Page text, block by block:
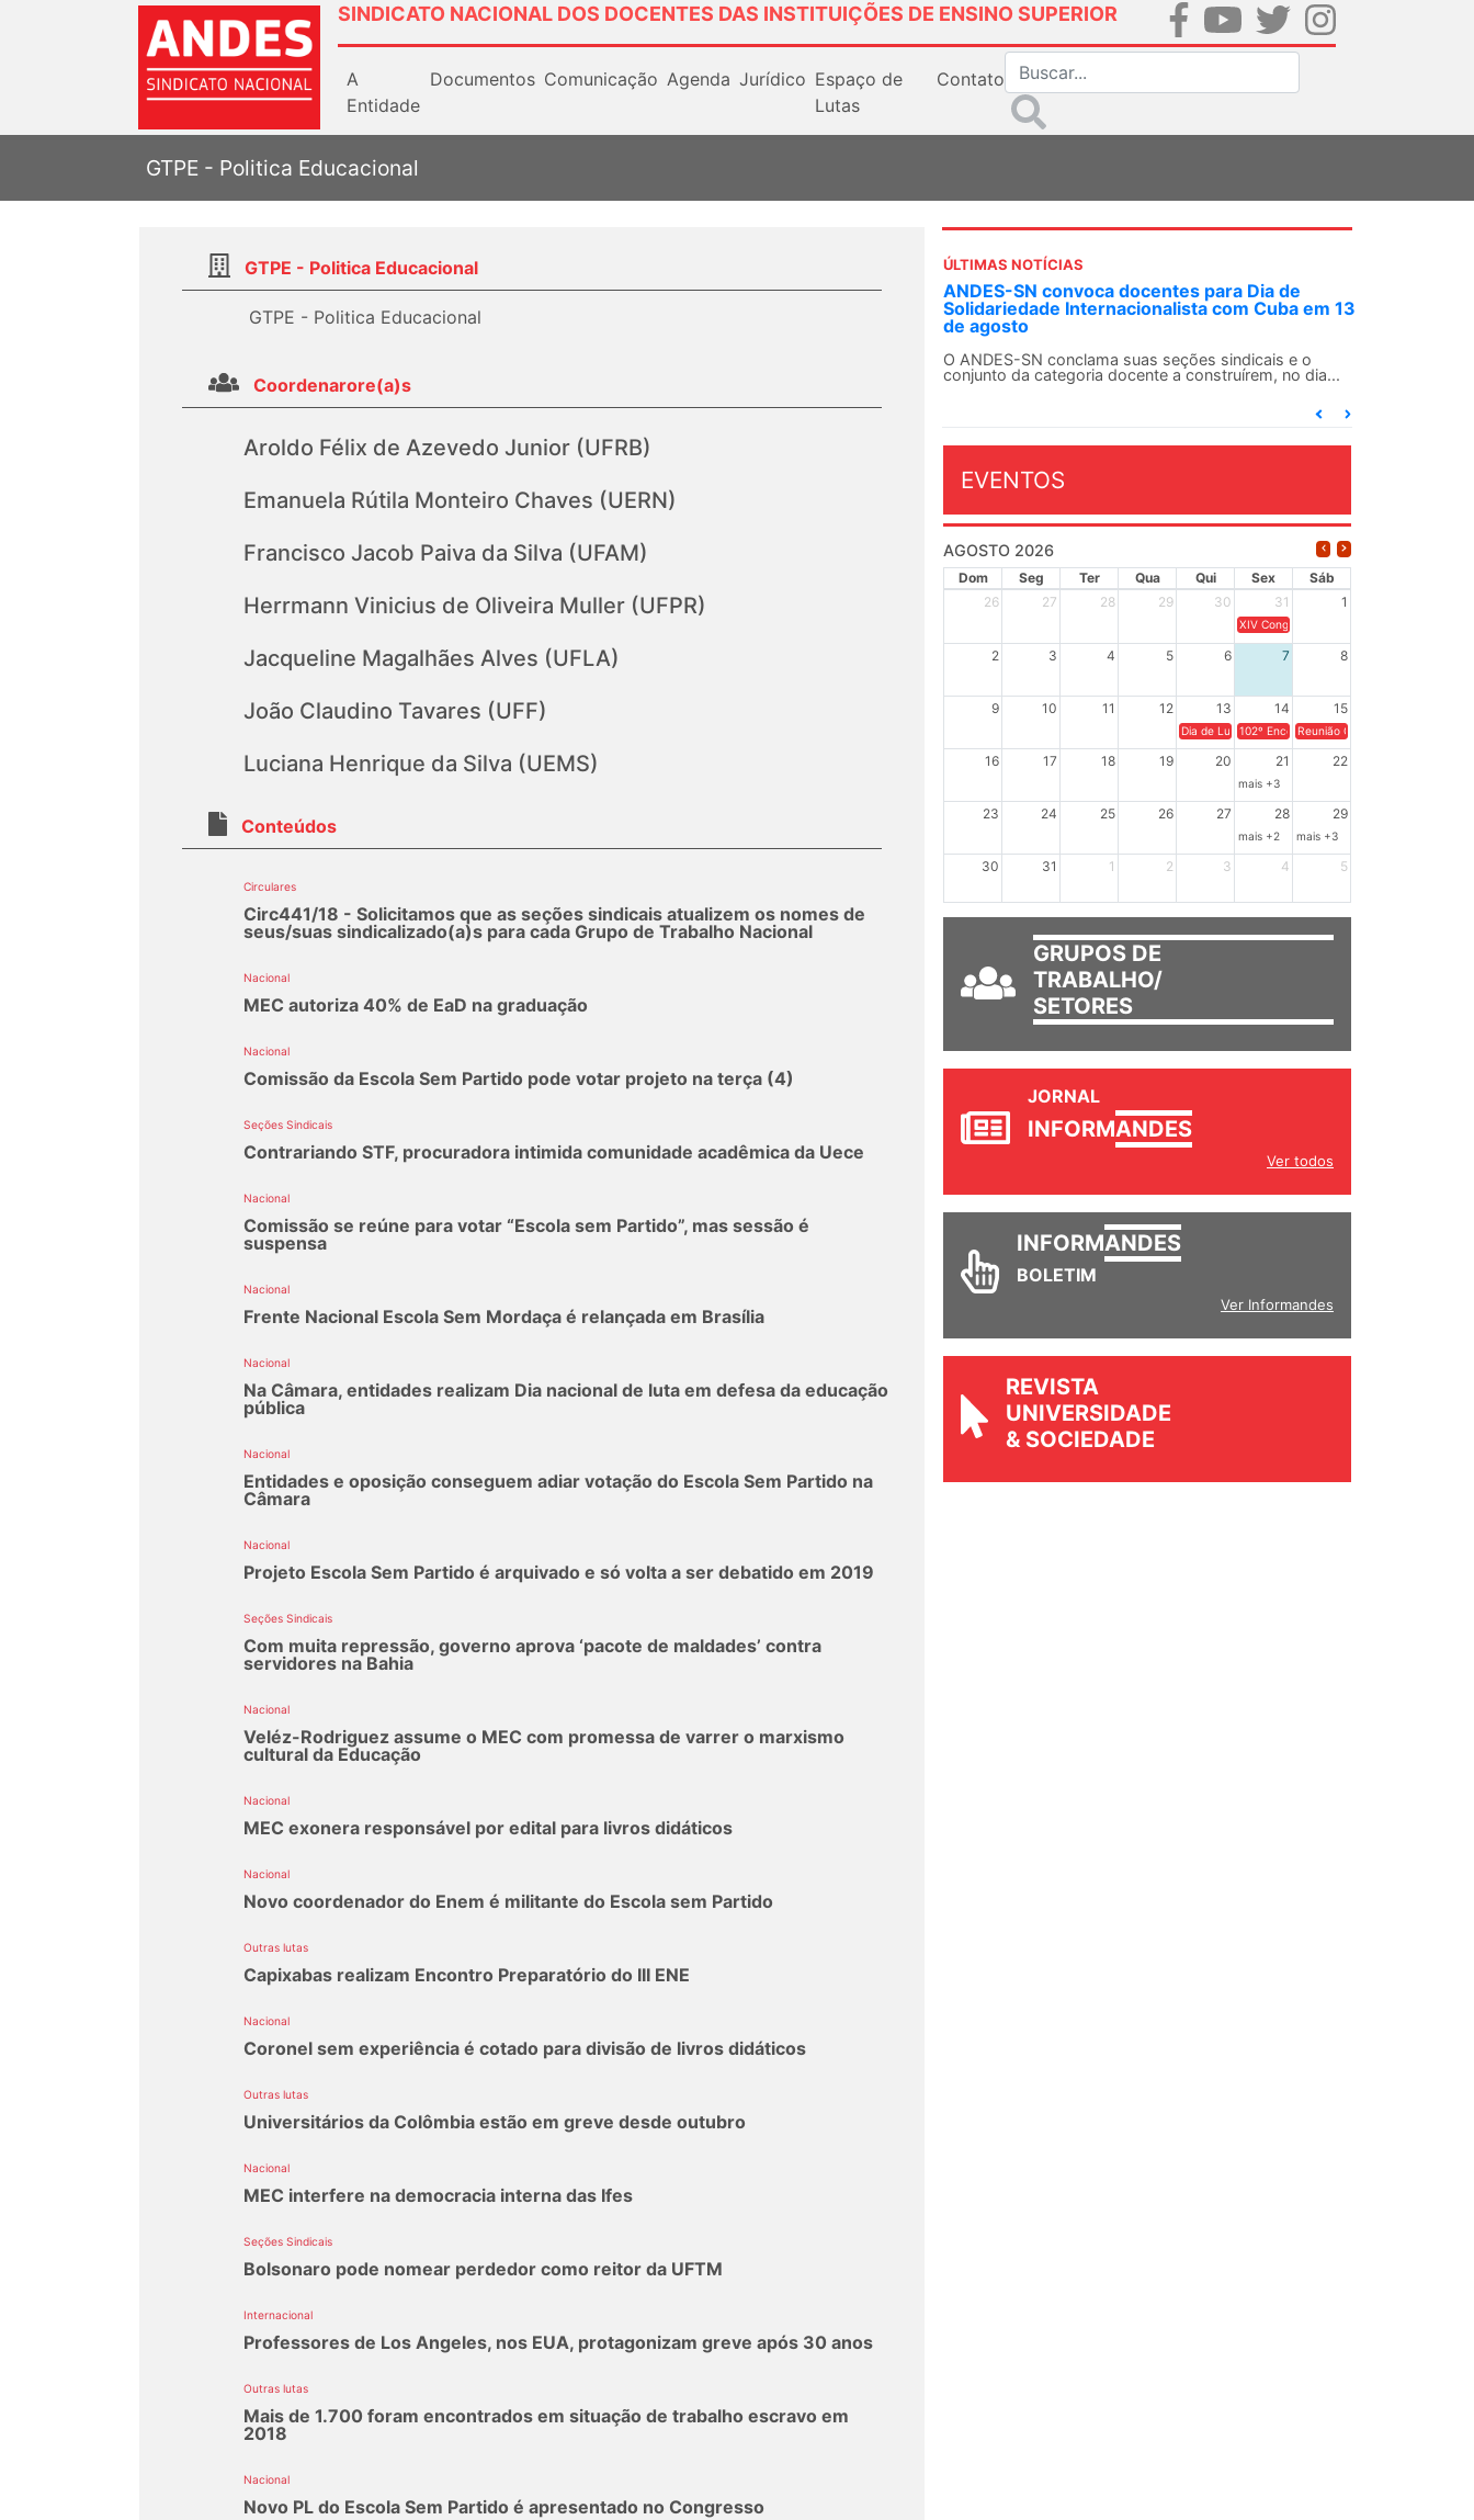
SINDICATO NACIONAL DOS DOCENTES DAS INSTITUIÇÕES DE ENSINO SUPERIOR
A
Entidade
Documentos Comunicação Agenda Jurídico Espaço de
Lutas
Contato
GTPE - Politica Educacional
GTPE - Politica Educacional
GTPE - Politica Educacional
Coordenarore(a)s
Aroldo Félix de Azevedo Junior (UFRB)
Emanuela Rútila Monteiro Chaves (UERN)
Francisco Jacob Paiva da Silva (UFAM)
Herrmann Vinicius de Oliveira Muller (UFPR)
Jacqueline Magalhães Alves (UFLA)
João Claudino Tavares (UFF)
Luciana Henrique da Silva (UEMS)
Conteúdos
Circulares
Circ441/18 - Solicitamos que as seções sindicais atualizem os nomes de
seus/suas sindicalizado(a)s para cada Grupo de Trabalho Nacional
Nacional
MEC autoriza 40% de EaD na graduação
Nacional
Comissão da Escola Sem Partido pode votar projeto na terça (4)
Seções Sindicais
Contrariando STF, procuradora intimida comunidade acadêmica da Uece
Nacional
Comissão se reúne para votar “Escola sem Partido”, mas sessão é
suspensa
Nacional
Frente Nacional Escola Sem Mordaça é relançada em Brasília
Nacional
Na Câmara, entidades realizam Dia nacional de luta em defesa da educação
pública
Nacional
Entidades e oposição conseguem adiar votação do Escola Sem Partido na
Câmara
Nacional
Projeto Escola Sem Partido é arquivado e só volta a ser debatido em 2019
Seções Sindicais
Com muita repressão, governo aprova ‘pacote de maldades’ contra
servidores na Bahia
Nacional
Veléz-Rodriguez assume o MEC com promessa de varrer o marxismo
cultural da Educação
Nacional
MEC exonera responsável por edital para livros didáticos
Nacional
Novo coordenador do Enem é militante do Escola sem Partido
Outras lutas
Capixabas realizam Encontro Preparatório do III ENE
Nacional
Coronel sem experiência é cotado para divisão de livros didáticos
Outras lutas
Universitários da Colômbia estão em greve desde outubro
Nacional
MEC interfere na democracia interna das Ifes
Seções Sindicais
Bolsonaro pode nomear perdedor como reitor da UFTM
Internacional
Professores de Los Angeles, nos EUA, protagonizam greve após 30 anos
Outras lutas
Mais de 1.700 foram encontrados em situação de trabalho escravo em
2018
Nacional
Novo PL do Escola Sem Partido é apresentado no Congresso
ÚLTIMAS NOTÍCIAS
ANDES-SN convoca docentes para Dia de
Solidariedade Internacionalista com Cuba em 13
de agosto
O ANDES-SN conclama suas seções sindicais e o
conjunto da categoria docente a construírem, no dia...
EVENTOS
AGOSTO 2026
Dom Seg Ter Qua Qui Sex
Sáb
26
27 28 29 30 31 1
XIV Congresso Brasileiro de
2 3 4 5 6 7 8
9 10 11 12 13 14 15
Dia de Luta em Defesa de Cuba e da Soberania dos
102º Encontro da Regional Leste, “Em
Reunião GTPE.
16 17 18 19 20 21 22
mais +3
23 24 25 26 27 28 29
mais +2 mais +3
30 31 1 2 3 4 5
GRUPOS DE
TRABALHO/
SETORES
JORNAL
INFORMANDES
Ver todos
INFORMANDES
BOLETIM
Ver Informandes
REVISTA
UNIVERSIDADE
& SOCIEDADE